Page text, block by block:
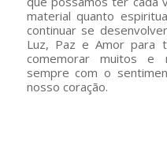
material quanto
continuar se
Luz, Paz e Amor para
comemorar muitos e
sempre com o
nosso coração.